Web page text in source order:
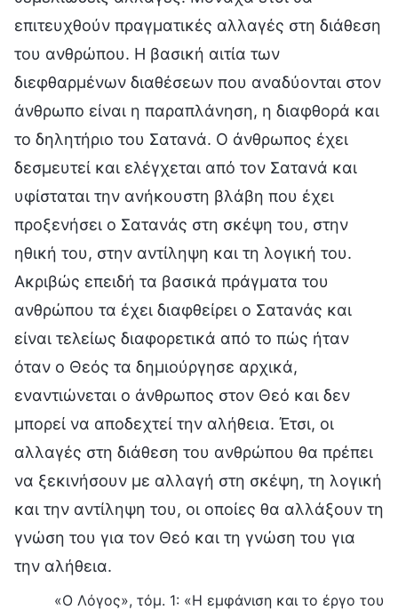
επιτευχθούν πραγματικές αλλαγές στη διάθεση
του ανθρώπου. Η βασική αιτία των
διεφθαρμένων διαθέσεων που αναδύονται στον
άνθρωπο είναι η παραπλάνηση, η διαφθορά και
το δηλητήριο του Σατανά. Ο άνθρωπος έχει
δεσμευτεί και ελέγχεται από τον Σατανά και
υφίσταται την ανήκουστη βλάβη που έχει
προξενήσει ο Σατανάς στη σκέψη του, στην
ηθική του, στην αντίληψη και τη λογική του.
Ακριβώς επειδή τα βασικά πράγματα του
ανθρώπου τα έχει διαφθείρει ο Σατανάς και
είναι τελείως διαφορετικά από το πώς ήταν
όταν ο Θεός τα δημιούργησε αρχικά,
εναντιώνεται ο άνθρωπος στον Θεό και δεν
μπορεί να αποδεχτεί την αλήθεια. Έτσι, οι
αλλαγές στη διάθεση του ανθρώπου θα πρέπει
να ξεκινήσουν με αλλαγή στη σκέψη, τη λογική
και την αντίληψη του, οι οποίες θα αλλάξουν τη
γνώση του για τον Θεό και τη γνώση του για
την αλήθεια.
«Ο Λόγος», τόμ. 1: «Η εμφάνιση και το έργο του